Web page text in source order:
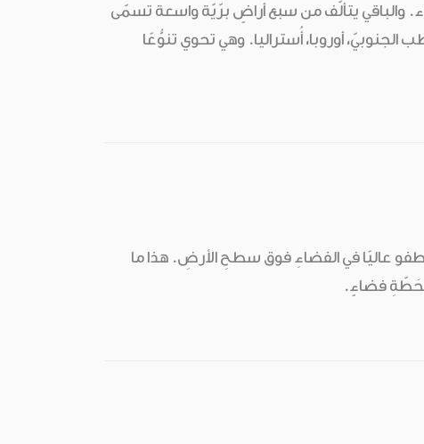
والباقي يتألّف من سبع أراضٍ برّيّة واسعة تسمّى
الجنوبيّ، أوروبا، أُستراليا. وهي تحوي تنوُّعًا
عاليًا في الفضاءِ فوق سطحِ الأرضِ. هذا ما
مَحَطّةِ فضاءٍ.